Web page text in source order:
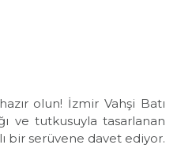
olun! İzmir Vahşi Batı
ve tutkusuyla tasarlanan
bir serüvene davet ediyor.